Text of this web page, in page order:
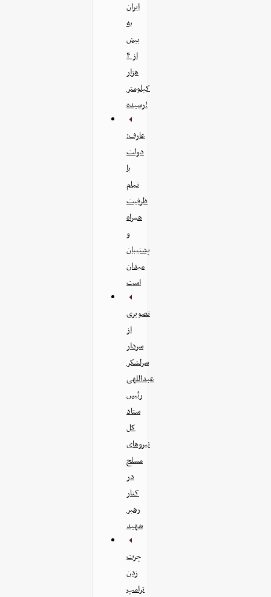
ایران
به
بیش
از ۴
هزار
کیلومتر
رسیده!
عارف:
دولت
با
تمام
ظرفیت
همراه
و
پشتیبان
میدان
است
تصویری
از
سردار
سرلشکر
عبداللهی
رئیس
ستاد
کل
نیرو‌های
مسلح
در
کنار
رهبر
شهید
چرت
زدن
ترامپ